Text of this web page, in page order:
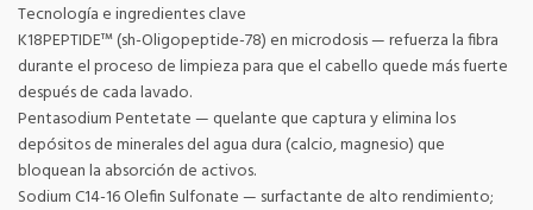
Tecnología e ingredientes clave
K18PEPTIDE™ (sh-Oligopeptide-78) en microdosis — refuerza la fibra
durante el proceso de limpieza para que el cabello quede más fuerte
después de cada lavado.
Pentasodium Pentetate — quelante que captura y elimina los
depósitos de minerales del agua dura (calcio, magnesio) que
bloquean la absorción de activos.
Sodium C14-16 Olefin Sulfonate — surfactante de alto rendimiento;